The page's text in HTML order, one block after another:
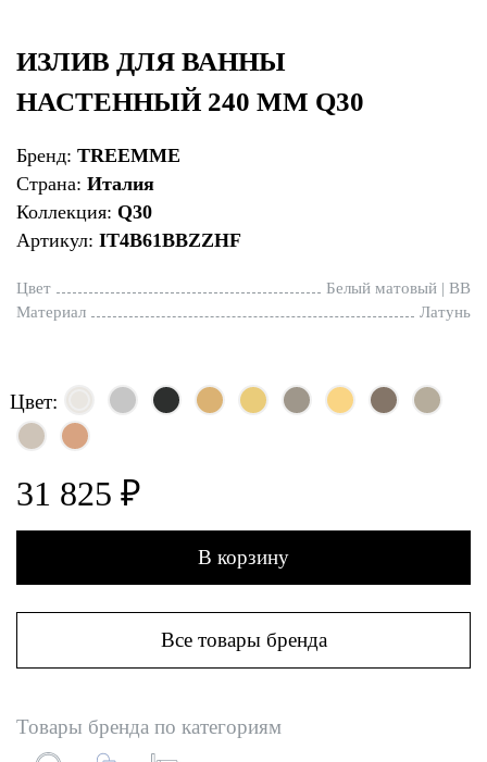
ИЗЛИВ ДЛЯ ВАННЫ
НАСТЕННЫЙ 240 ММ Q30
Бренд: TREEMME
Страна: Италия
Коллекция: Q30
Артикул: IT4B61BBZZHF
Цвет
Белый матовый | BB
Материал
Латунь
Цвет:
31 825 ₽
В корзину
Все товары бренда
Товары бренда по категориям